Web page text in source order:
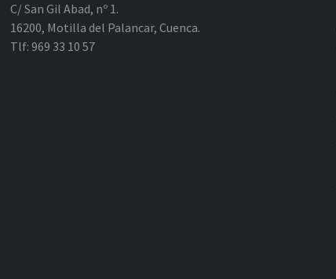
C/ San Gil Abad, nº 1.
16200, Motilla del Palancar, Cuenca.
Tlf: 969 33 10 57